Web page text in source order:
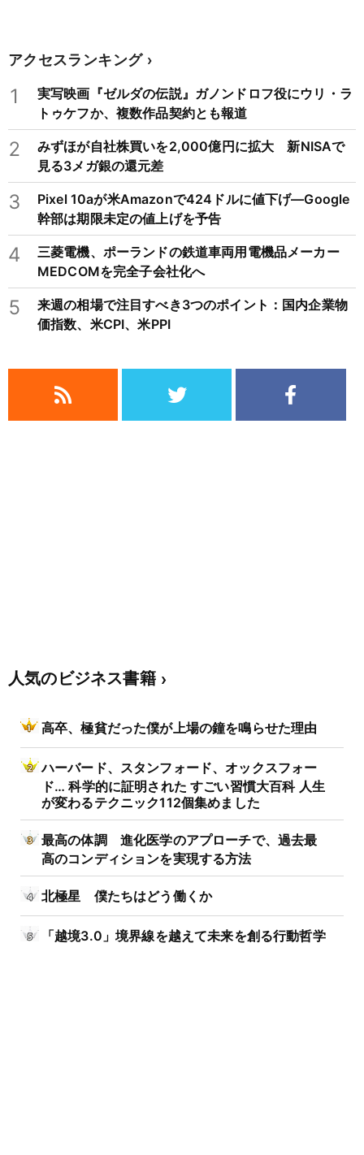
アクセスランキング
1
実写映画『ゼルダの伝説』ガノンドロフ役にウリ・ラ
トゥケフか、複数作品契約とも報道
2
みずほが自社株買いを2,000億円に拡大 新NISAで
見る3メガ銀の還元差
3
Pixel 10aが米Amazonで424ドルに値下げ―Google
幹部は期限未定の値上げを予告
4
三菱電機、ポーランドの鉄道車両用電機品メーカー
MEDCOMを完全子会社化へ
5
来週の相場で注目すべき3つのポイント：国内企業物
価指数、米CPI、米PPI
人気のビジネス書籍
高卒、極貧だった僕が上場の鐘を鳴らせた理由
ハーバード、スタンフォード、オックスフォー
ド… 科学的に証明された すごい習慣大百科 人生
が変わるテクニック112個集めました
最高の体調 進化医学のアプローチで、過去最
高のコンディションを実現する方法
北極星 僕たちはどう働くか
「越境3.0」境界線を越えて未来を創る行動哲学